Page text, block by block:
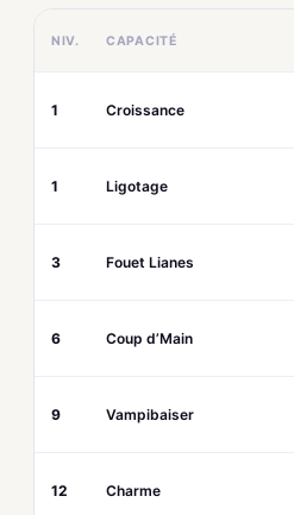
NIV. CAPACITÉ
1 Croissance
1 Ligotage
3 Fouet Lianes
6 Coup d’Main
9 Vampibaiser
12 Charme